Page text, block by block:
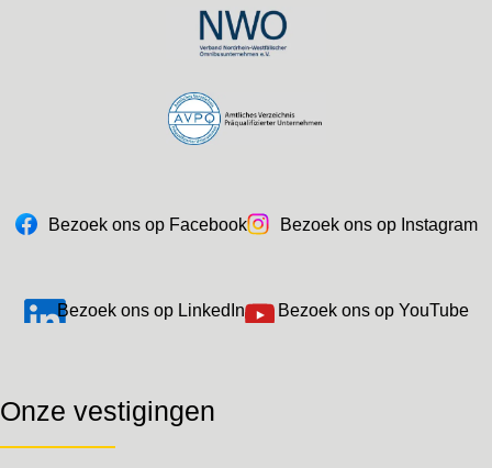
Bezoek ons op Facebook Bezoek ons op Instagram
Bezoek ons op LinkedIn Bezoek ons op YouTube
Onze vestigingen